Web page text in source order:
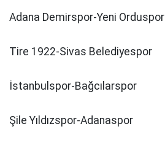
Adana Demirspor-Yeni Orduspor
Tire 1922-Sivas Belediyespor
İstanbulspor-Bağcılarspor
Şile Yıldızspor-Adanaspor